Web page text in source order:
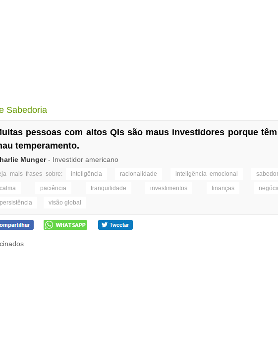
Sabedoria
pessoas com altos QIs são maus investidores porque
temperamento.
Munger- Investidor americano
mais frases sobre: inteligência racionalidade inteligência emocional
calma paciência tranquilidade investimentos finanças
persistência visão global